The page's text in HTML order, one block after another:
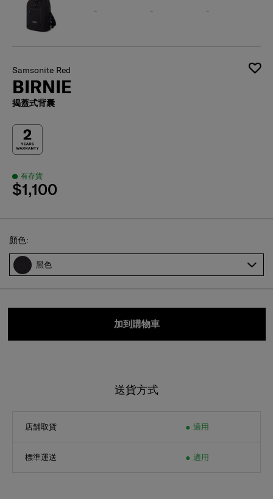
Samsonite Red
BIRNIE
揭蓋式背囊
有存貨
$1,100
Select
顏色:
黑色
加到購物車
送貨方式
店舖取貨 適用
標準運送 適用